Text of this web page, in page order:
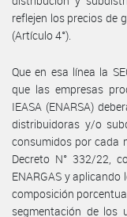
reflejen los precios de
(Artículo 4°).
Que en esa línea la
que las empresas
IEASA (ENARSA)
distribuidoras y/o
consumidos por cada
Decreto N° 332/22,
ENARGAS y
composición
segmentación de los